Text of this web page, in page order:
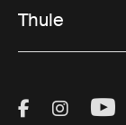
Thule
VisitVisit